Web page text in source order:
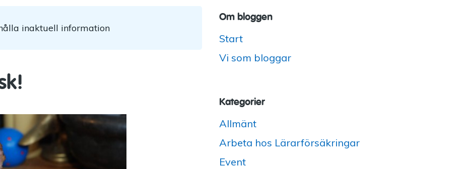
inaktuell information
Om bloggen
Start
Vi som bloggar
Kategorier
Allmänt
Arbeta hos Lärarförsäkringar
Event